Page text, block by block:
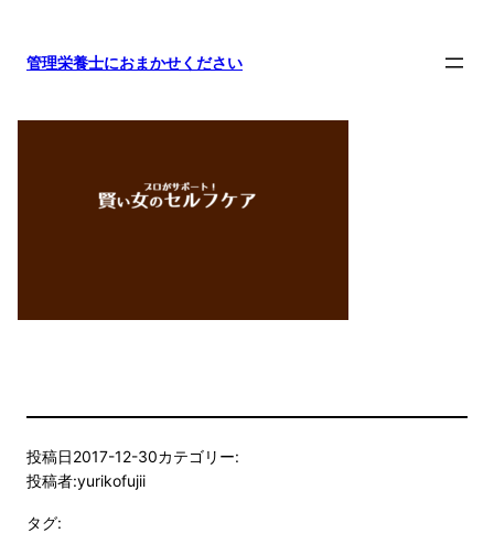
管理栄養士におまかせください
投稿日2017-12-30カテゴリー:
投稿者:yurikofujii
タグ: